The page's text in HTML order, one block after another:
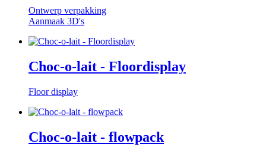
Ontwerp verpakking
Aanmaak 3D's
Choc-o-lait - Floordisplay
Floor display
Choc-o-lait - flowpack